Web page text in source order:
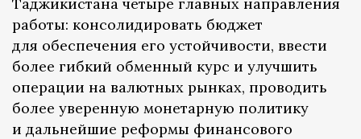
работы: консолидировать бюджет
для обеспечения его устойчивости, ввести
более гибкий обменный курс и улучшить
операции на валютных рынках, проводить
более уверенную монетарную политику
и дальнейшие реформы финансового